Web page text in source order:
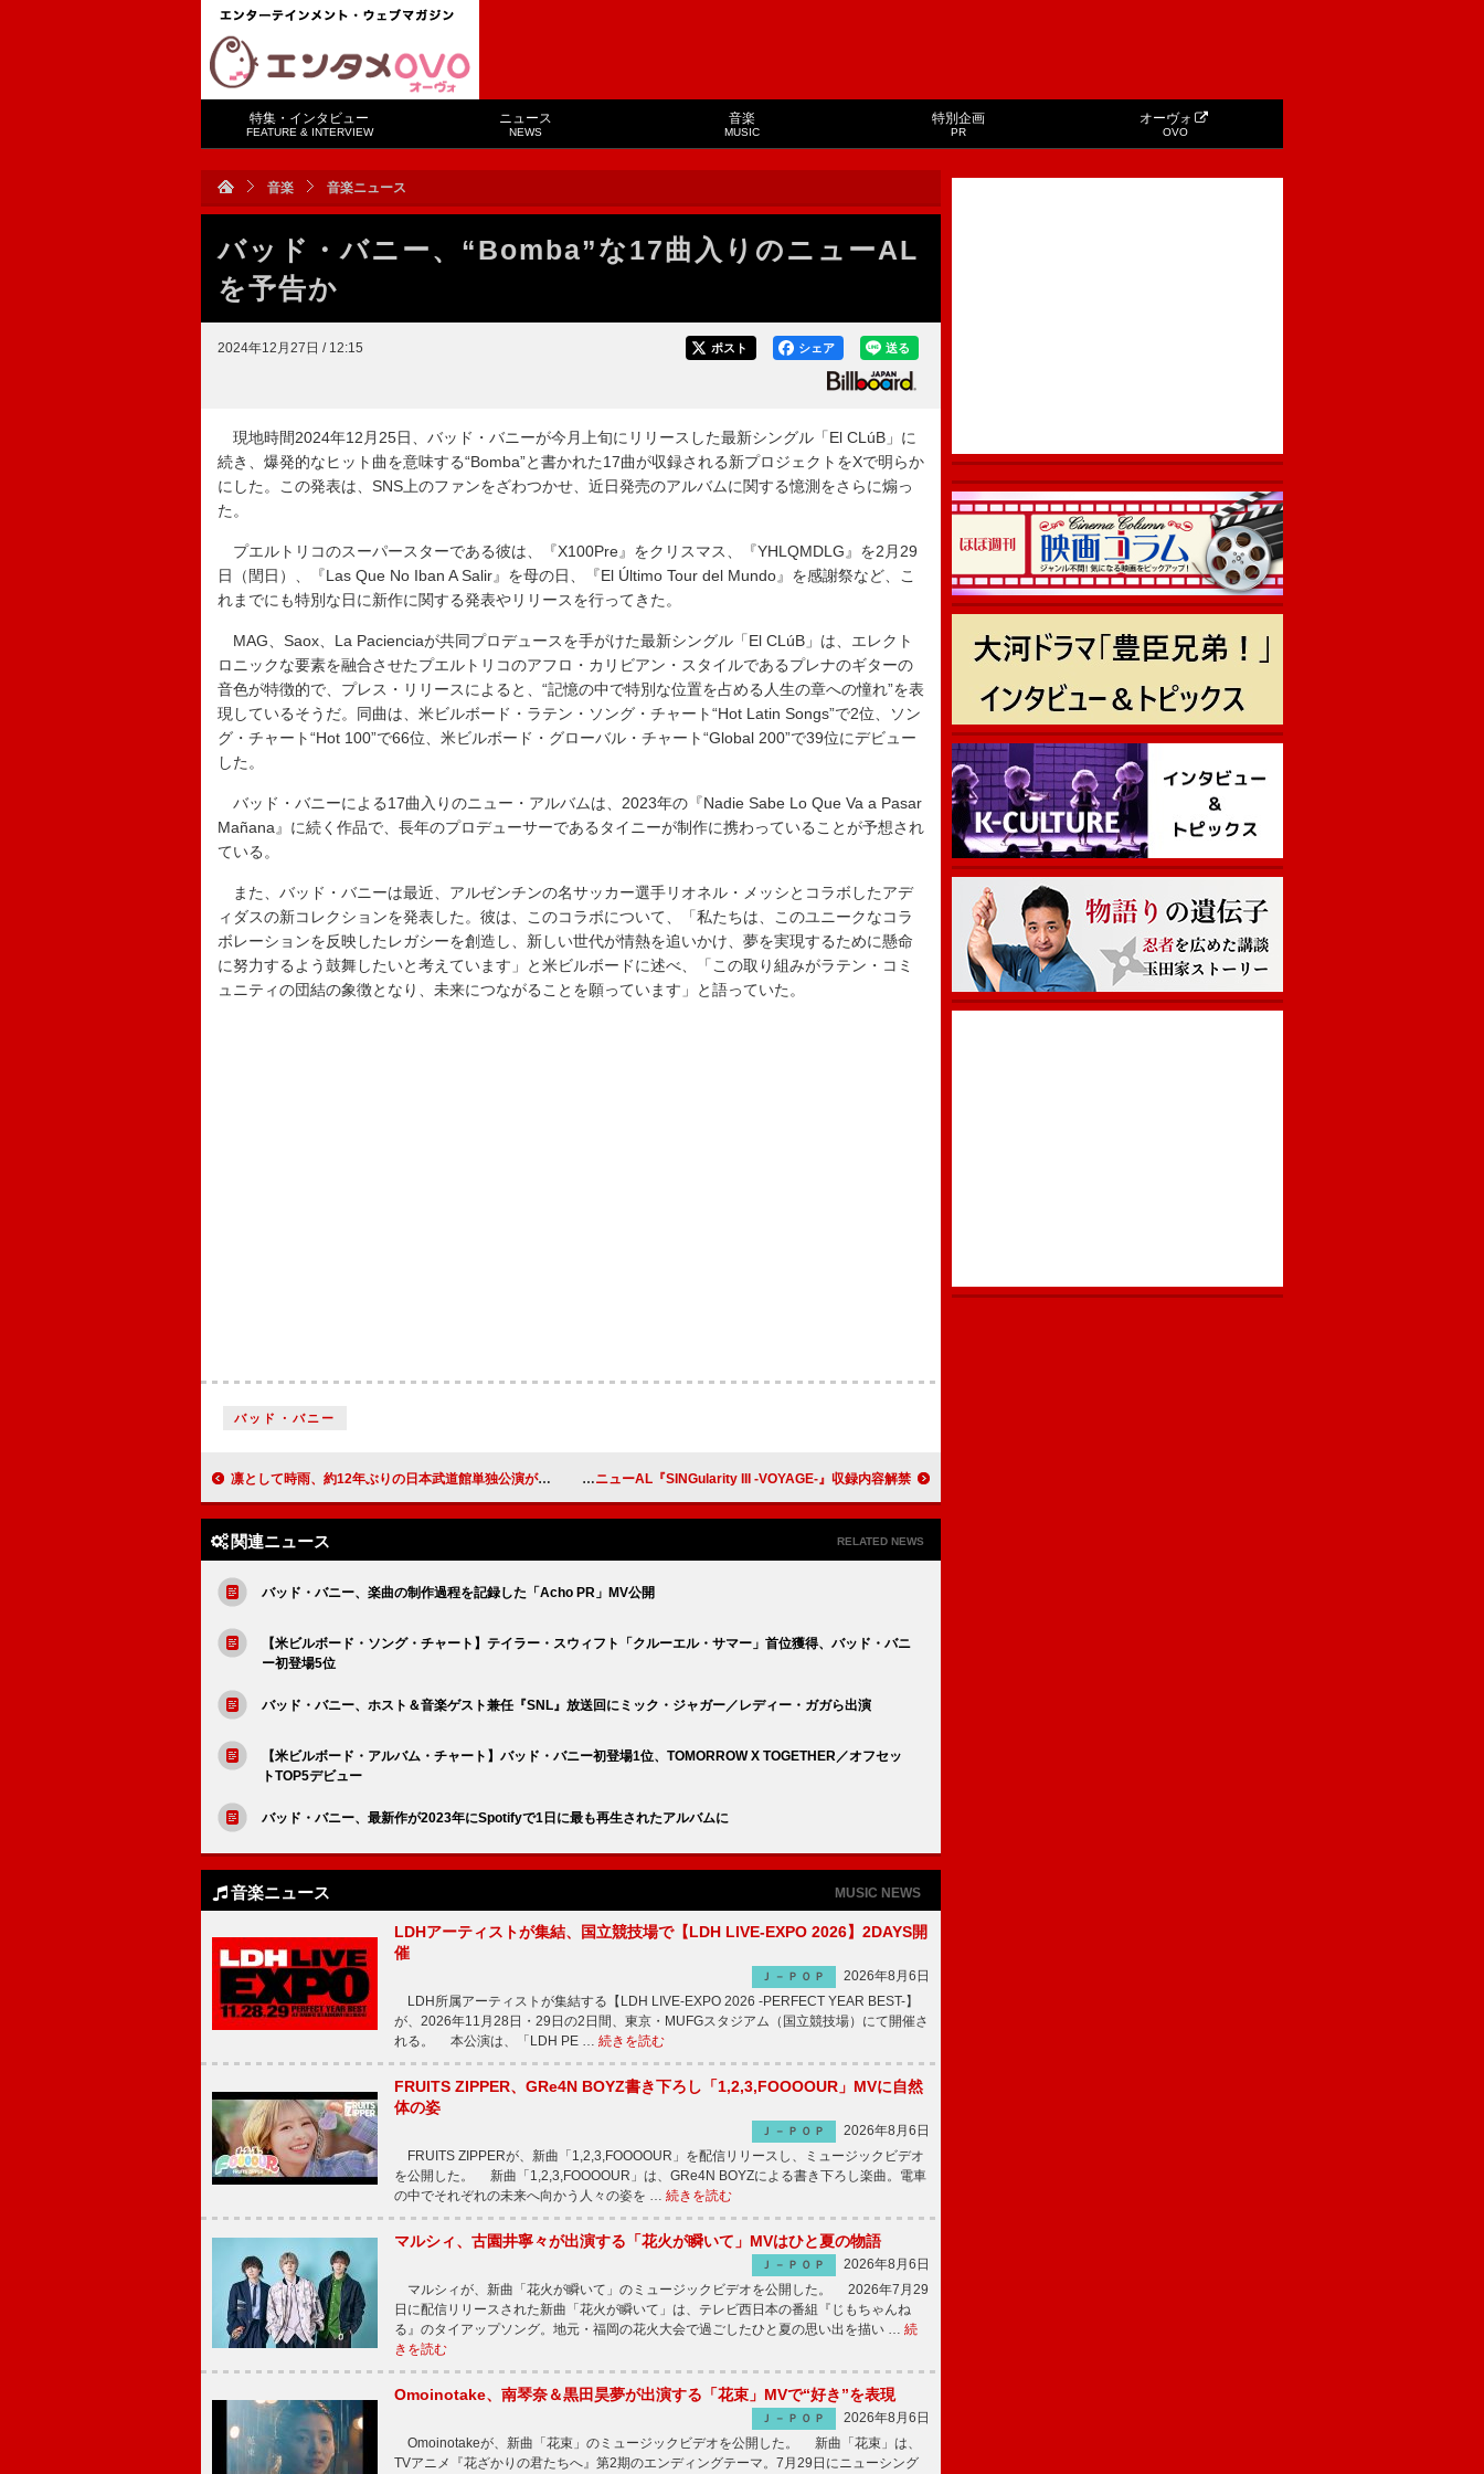
特集・インタビュー
FEATURE & INTERVIEW
ニュース
NEWS
音楽
MUSIC
特別企画
PR
オーヴォ
OVO
音楽 音楽ニュース
バッド・バニー、“Bomba”な17曲入りのニューAL
を予告か
2024年12月27日 / 12:15 送る
シェア
ポスト
現地時間2024年12月25日、バッド・バニーが今月上旬にリリースした最新シングル「El CLúB」に
続き、爆発的なヒット曲を意味する“Bomba”と書かれた17曲が収録される新プロジェクトをXで明らか
にした。この発表は、SNS上のファンをざわつかせ、近日発売のアルバムに関する憶測をさらに煽っ
た。
プエルトリコのスーパースターである彼は、『X100Pre』をクリスマス、『YHLQMDLG』を2月29
日（閏日）、『Las Que No Iban A Salir』を母の日、『El Último Tour del Mundo』を感謝祭など、こ
れまでにも特別な日に新作に関する発表やリリースを行ってきた。
MAG、Saox、La Pacienciaが共同プロデュースを手がけた最新シングル「El CLúB」は、エレクト
ロニックな要素を融合させたプエルトリコのアフロ・カリビアン・スタイルであるプレナのギターの
音色が特徴的で、プレス・リリースによると、“記憶の中で特別な位置を占める人生の章への憧れ”を表
現しているそうだ。同曲は、米ビルボード・ラテン・ソング・チャート“Hot Latin Songs”で2位、ソン
グ・チャート“Hot 100”で66位、米ビルボード・グローバル・チャート“Global 200”で39位にデビュー
した。
バッド・バニーによる17曲入りのニュー・アルバムは、2023年の『Nadie Sabe Lo Que Va a Pasar
Mañana』に続く作品で、長年のプロデューサーであるタイニーが制作に携わっていることが予想され
ている。
また、バッド・バニーは最近、アルゼンチンの名サッカー選手リオネル・メッシとコラボしたアデ
ィダスの新コレクションを発表した。彼は、このコラボについて、「私たちは、このユニークなコラ
ボレーションを反映したレガシーを創造し、新しい世代が情熱を追いかけ、夢を実現するために懸命
に努力するよう鼓舞したいと考えています」と米ビルボードに述べ、「この取り組みがラテン・コミ
ュニティの団結の象徴となり、未来につながることを願っています」と語っていた。
バッド・バニー
凛として時雨、約12年ぶりの日本武道館単独公演が決定 西川貴教、ニューAL『SINGularity III -VOYAGE-』収録内容解禁
関連ニュース RELATED NEWS
バッド・バニー、楽曲の制作過程を記録した「Acho PR」MV公開
【米ビルボード・ソング・チャート】テイラー・スウィフト「クルーエル・サマー」首位獲得、バッド・バニ
ー初登場5位
バッド・バニー、ホスト＆音楽ゲスト兼任『SNL』放送回にミック・ジャガー／レディー・ガガら出演
【米ビルボード・アルバム・チャート】バッド・バニー初登場1位、TOMORROW X TOGETHER／オフセッ
トTOP5デビュー
バッド・バニー、最新作が2023年にSpotifyで1日に最も再生されたアルバムに
音楽ニュース MUSIC NEWS
LDHアーティストが集結、国立競技場で【LDH LIVE-EXPO 2026】2DAYS開
催
Ｊ－ＰＯＰ
2026年8月6日
LDH所属アーティストが集結する【LDH LIVE-EXPO 2026 -PERFECT YEAR BEST-】
が、2026年11月28日・29日の2日間、東京・MUFGスタジアム（国立競技場）にて開催さ
れる。 本公演は、「LDH PE … 続きを読む
FRUITS ZIPPER、GRe4N BOYZ書き下ろし「1,2,3,FOOOOUR」MVに自然
体の姿
Ｊ－ＰＯＰ
2026年8月6日
FRUITS ZIPPERが、新曲「1,2,3,FOOOOUR」を配信リリースし、ミュージックビデオ
を公開した。 新曲「1,2,3,FOOOOUR」は、GRe4N BOYZによる書き下ろし楽曲。電車
の中でそれぞれの未来へ向かう人々の姿を … 続きを読む
マルシィ、古園井寧々が出演する「花火が瞬いて」MVはひと夏の物語
Ｊ－ＰＯＰ
2026年8月6日
マルシィが、新曲「花火が瞬いて」のミュージックビデオを公開した。 2026年7月29
日に配信リリースされた新曲「花火が瞬いて」は、テレビ西日本の番組『じもちゃんね
る』のタイアップソング。地元・福岡の花火大会で過ごしたひと夏の思い出を描い … 続
きを読む
Omoinotake、南琴奈＆黒田昊夢が出演する「花束」MVで“好き”を表現
Ｊ－ＰＯＰ
2026年8月6日
Omoinotakeが、新曲「花束」のミュージックビデオを公開した。 新曲「花束」は、
TVアニメ『花ざかりの君たちへ』第2期のエンディングテーマ。7月29日にニューシング